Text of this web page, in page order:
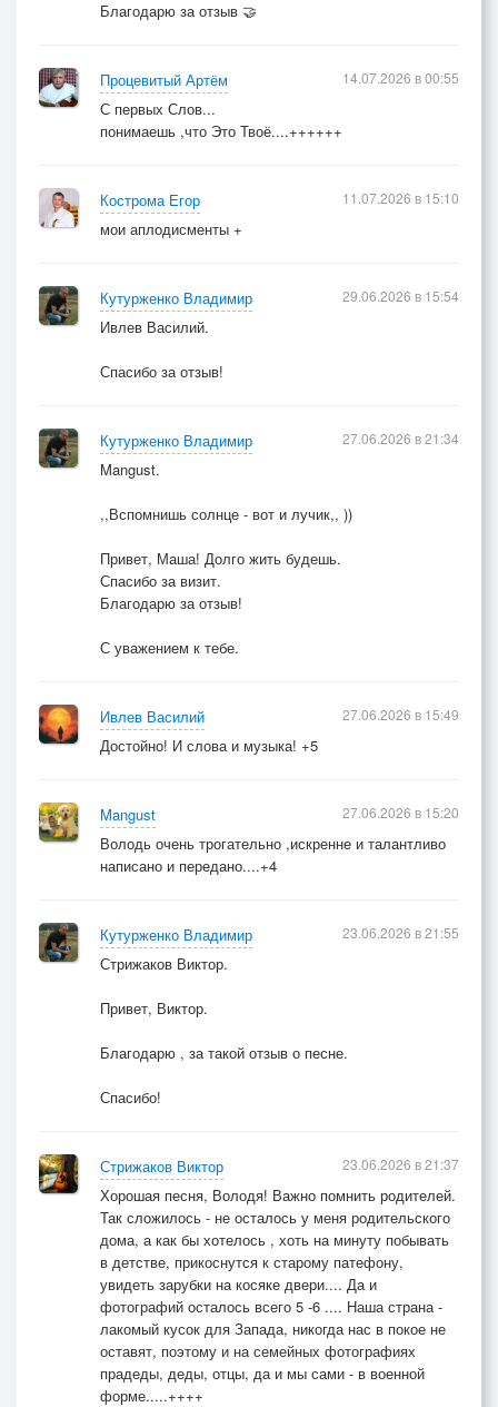
Благодарю за отзыв 🤝
Процевитый Артём
С первых Слов...
понимаешь ,что Это Твоё....++++++
14.07.2026 в 00:55
Кострома Егор
мои аплодисменты +
11.07.2026 в 15:10
Кутурженко Владимир
Ивлев Василий.
Спасибо за отзыв!
29.06.2026 в 15:54
Кутурженко Владимир
Mangust.
,,Вспомнишь солнце - вот и лучик,, ))
Привет, Маша! Долго жить будешь.
Спасибо за визит.
Благодарю за отзыв!
С уважением к тебе.
27.06.2026 в 21:34
Ивлев Василий
Достойно! И слова и музыка! +5
27.06.2026 в 15:49
Mangust
Володь очень трогательно ,искренне и талантливо
написано и передано....+4
27.06.2026 в 15:20
Кутурженко Владимир
Стрижаков Виктор.
Привет, Виктор.
Благодарю , за такой отзыв о песне.
Спасибо!
23.06.2026 в 21:55
Стрижаков Виктор
Хорошая песня, Володя! Важно помнить родителей.
Так сложилось - не осталось у меня родительского
дома, а как бы хотелось , хоть на минуту побывать
в детстве, прикоснутся к старому патефону,
увидеть зарубки на косяке двери.... Да и
фотографий осталось всего 5 -6 .... Наша страна -
лакомый кусок для Запада, никогда нас в покое не
оставят, поэтому и на семейных фотографиях
прадеды, деды, отцы, да и мы сами - в военной
форме.....++++
23.06.2026 в 21:37